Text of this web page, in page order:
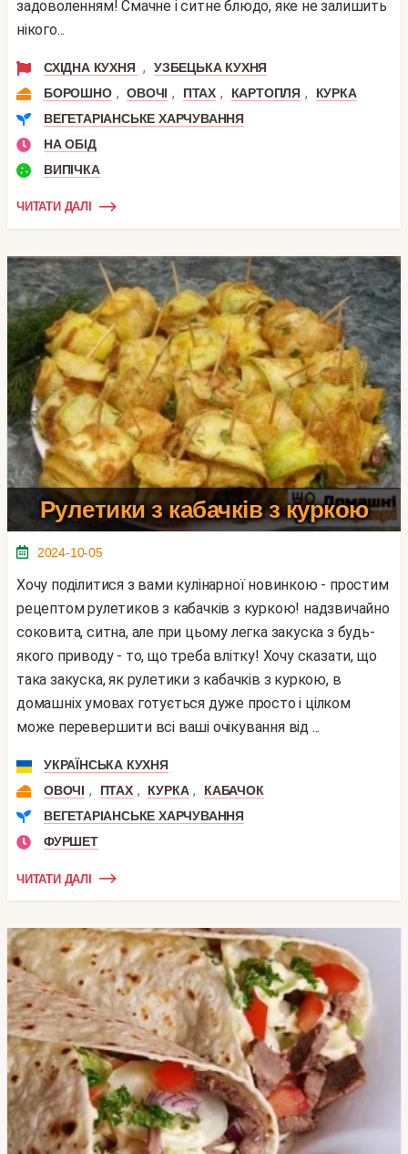
задоволенням! Смачне і ситне блюдо, яке не залишить
нікого...
СХІДНА КУХНЯ ,
УЗБЕЦЬКА КУХНЯ
БОРОШНО , ОВОЧІ , ПТАХ , КАРТОПЛЯ ,
КУРКА
ВЕГЕТАРІАНСЬКЕ ХАРЧУВАННЯ
НА ОБІД
ВИПІЧКА
ЧИТАТИ ДАЛІ
Рулетики з кабачків з куркою
2024-10-05
Хочу поділитися з вами кулінарної новинкою - простим
рецептом рулетиков з кабачків з куркою! надзвичайно
соковита, ситна, але при цьому легка закуска з будь-
якого приводу - то, що треба влітку! Хочу сказати, що
така закуска, як рулетики з кабачків з куркою, в
домашніх умовах готується дуже просто і цілком
може перевершити всі ваші очікування від ...
УКРАЇНСЬКА КУХНЯ
ОВОЧІ , ПТАХ , КУРКА ,
КАБАЧОК
ВЕГЕТАРІАНСЬКЕ ХАРЧУВАННЯ
ФУРШЕТ
ЧИТАТИ ДАЛІ